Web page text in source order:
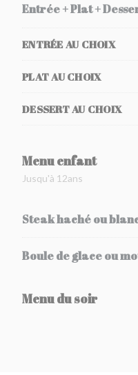
Entrée + Plat +
ENTRÉE AU CHOIX
PLAT AU CHOIX
DESSERT AU CHOIX
Menu enfant
Jusqu'à 12ans
Steak haché ou
Boule de glace ou
Menu du soir